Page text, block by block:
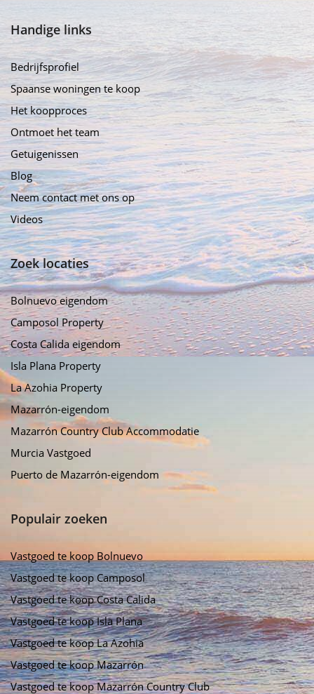
Handige links
Bedrijfsprofiel
Spaanse woningen te koop
Het koopproces
Ontmoet het team
Getuigenissen
Blog
Neem contact met ons op
Videos
Zoek locaties
Bolnuevo eigendom
Camposol Property
Costa Calida eigendom
Isla Plana Property
La Azohia Property
Mazarrón-eigendom
Mazarrón Country Club Accommodatie
Murcia Vastgoed
Puerto de Mazarrón-eigendom
Populair zoeken
Vastgoed te koop Bolnuevo
Vastgoed te koop Camposol
Vastgoed te koop Costa Calida
Vastgoed te koop Isla Plana
Vastgoed te koop La Azohia
Vastgoed te koop Mazarrón
Vastgoed te koop Mazarrón Country Club